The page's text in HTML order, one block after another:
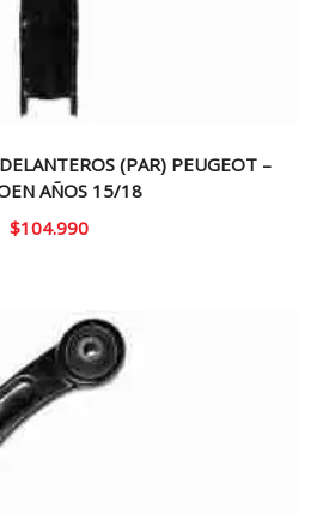
(PAR) PEUGEOT –
AÑOS 15/18
$104.990